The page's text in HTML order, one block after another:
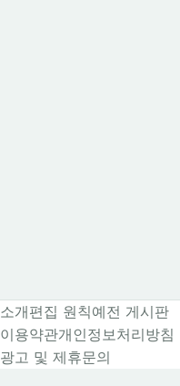
소개편집 원칙예전 게시판
이용약관개인정보처리방침
광고 및 제휴문의